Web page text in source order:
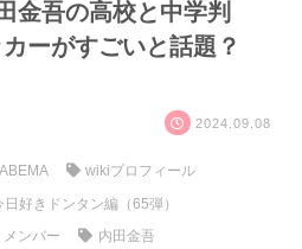
金吾の高校と中学判
ーがすごいと話題？
2024.09.08
ABEMA
wikiプロフィール
日好きドンタン編（65弾）
ンバー
内田金吾